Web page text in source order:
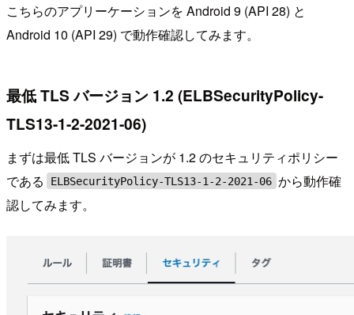
こちらのアプリーケーションを Android 9 (API 28) と
Android 10 (API 29) で動作確認してみます。
最低 TLS バージョン 1.2 (ELBSecurityPolicy-
TLS13-1-2-2021-06)
まずは最低 TLS バージョンが 1.2 のセキュリティポリシー
である
ELBSecurityPolicy-TLS13-1-2-2021-06 から動作確
認してみます。